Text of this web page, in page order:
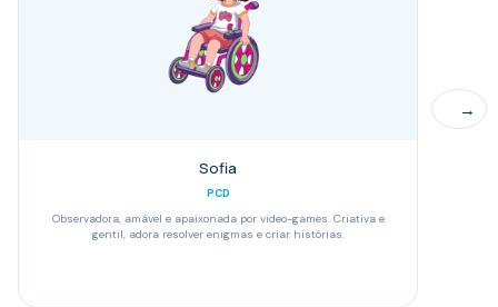
Sofia
PCD
Observadora, amável e apaixonada por video-games. Criativa e
gentil, adora resolver enigmas e criar histórias.
→